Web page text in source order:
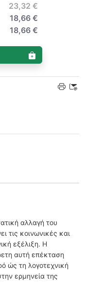
23,32 €
18,66 €
18,66 €
αλλαγή του
τις κοινωνικές και
εξέλιξη. Η
αυτή επέκταση
ώς τη λογοτεχνική
ερμηνεία της